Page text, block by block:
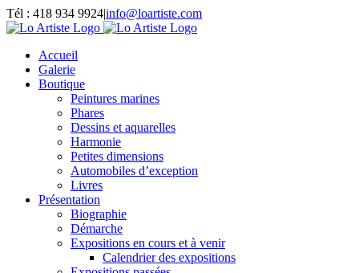
Passer
au
Tél : 418 934 9924|info@loartiste.com
Facebook
Instagram
Email
Pinterest
YouTube
Accueil
Galerie
Boutique
Peintures marines
Phares
Dessins et aquarelles
Harmonie
Petites dimensions
Automobiles d’exception
Livres
Présentation
Biographie
Démarche
Expositions en cours et à venir
Calendrier des expositions